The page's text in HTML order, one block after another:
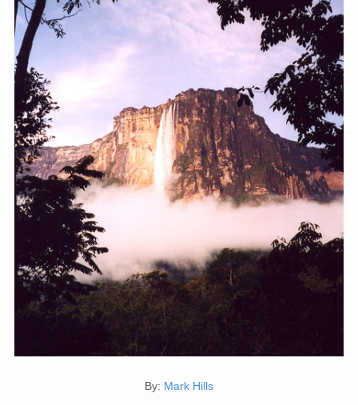
By: Mark Hills